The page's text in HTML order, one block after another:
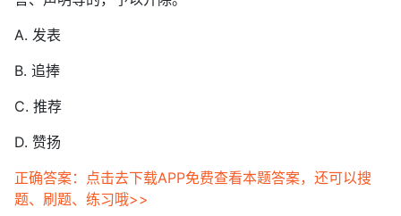
A. 发表
B. 追捧
C. 推荐
D. 赞扬
正确答案：点击去下载APP免费查看本题答案，还可以搜
题、刷题、练习哦>>